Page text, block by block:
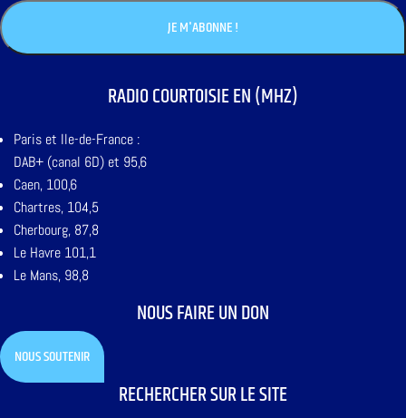
RADIO COURTOISIE EN (MHZ)
Paris et Ile-de-France :
DAB+ (canal 6D) et 95,6
Caen, 100,6
Chartres, 104,5
Cherbourg, 87,8
Le Havre 101,1
Le Mans, 98,8
NOUS FAIRE UN DON
NOUS SOUTENIR
RECHERCHER SUR LE SITE